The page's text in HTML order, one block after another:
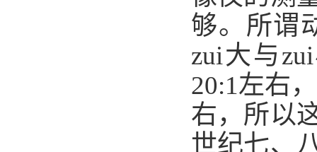
够。所谓
zui大与
20:1左右
右，所以
世纪七、